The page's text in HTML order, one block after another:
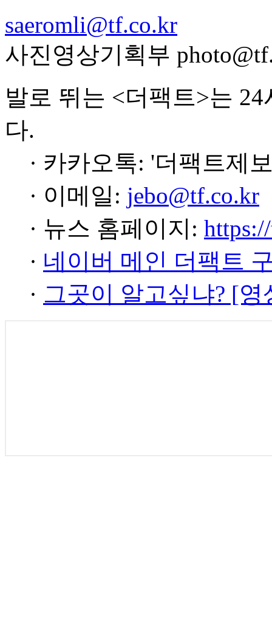
saeromli@tf.co.kr
사진영상기획부
발로 뛰는 <더팩트>는
다.
· 카카오톡: '더팩트제
· 이메일: jebo@tf.co.kr
· 뉴스 홈페이지:
· 네이버 메인 더팩트
· 그곳이 알고싶냐? [